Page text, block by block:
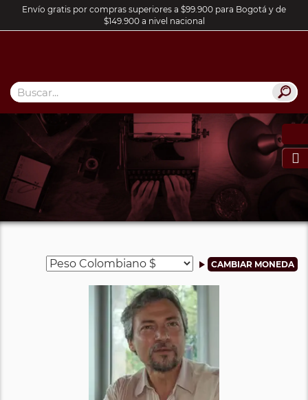
Envío gratis por compras superiores a $99.900 para Bogotá y de
$149.900 a nivel nacional
